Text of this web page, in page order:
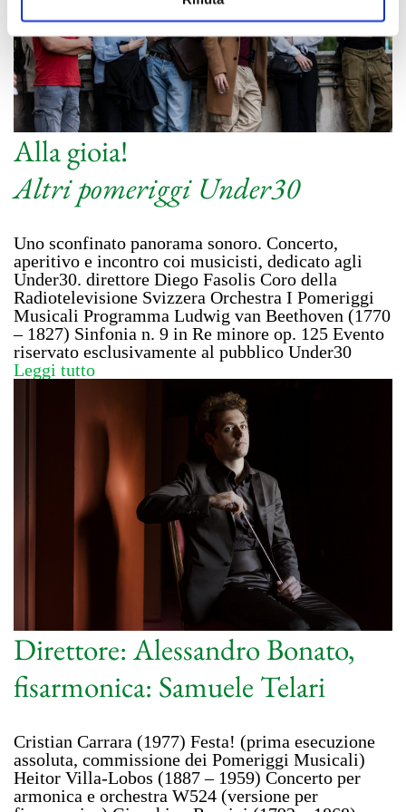
Alla gioia!
Altri pomeriggi Under30
Uno sconfinato panorama sonoro. Concerto,
aperitivo e incontro coi musicisti, dedicato agli
Under30. direttore Diego Fasolis Coro della
Radiotelevisione Svizzera Orchestra I Pomeriggi
Musicali Programma Ludwig van Beethoven (1770
– 1827) Sinfonia n. 9 in Re minore op. 125 Evento
riservato esclusivamente al pubblico Under30
Leggi tutto
Direttore: Alessandro Bonato,
fisarmonica: Samuele Telari
Cristian Carrara (1977) Festa! (prima esecuzione
assoluta, commissione dei Pomeriggi Musicali)
Heitor Villa-Lobos (1887 – 1959) Concerto per
armonica e orchestra W524 (versione per